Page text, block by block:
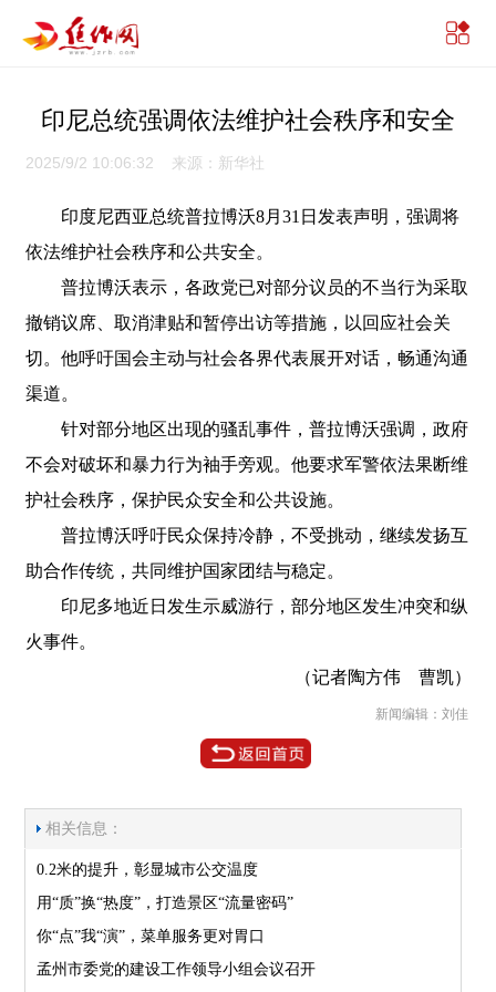
印尼总统强调依法维护社会秩序和安全
2025/9/2 10:06:32 来源：新华社
印度尼西亚总统普拉博沃8月31日发表声明，强调将
依法维护社会秩序和公共安全。
普拉博沃表示，各政党已对部分议员的不当行为采取
撤销议席、取消津贴和暂停出访等措施，以回应社会关
切。他呼吁国会主动与社会各界代表展开对话，畅通沟通
渠道。
针对部分地区出现的骚乱事件，普拉博沃强调，政府
不会对破坏和暴力行为袖手旁观。他要求军警依法果断维
护社会秩序，保护民众安全和公共设施。
普拉博沃呼吁民众保持冷静，不受挑动，继续发扬互
助合作传统，共同维护国家团结与稳定。
印尼多地近日发生示威游行，部分地区发生冲突和纵
火事件。
（记者陶方伟 曹凯）
新闻编辑：刘佳
相关信息：
0.2米的提升，彰显城市公交温度
用“质”换“热度”，打造景区“流量密码”
你“点”我“演”，菜单服务更对胃口
孟州市委党的建设工作领导小组会议召开